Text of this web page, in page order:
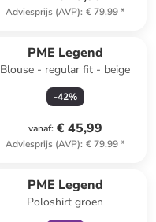
Adviesprijs (AVP): € 79,99*
PME Legend
Blouse - regular fit - beige
-42%
vanaf: € 45,99
Adviesprijs (AVP): € 79,99*
PME Legend
Poloshirt groen